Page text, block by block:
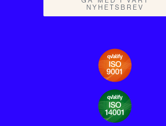
NYHETSBREV